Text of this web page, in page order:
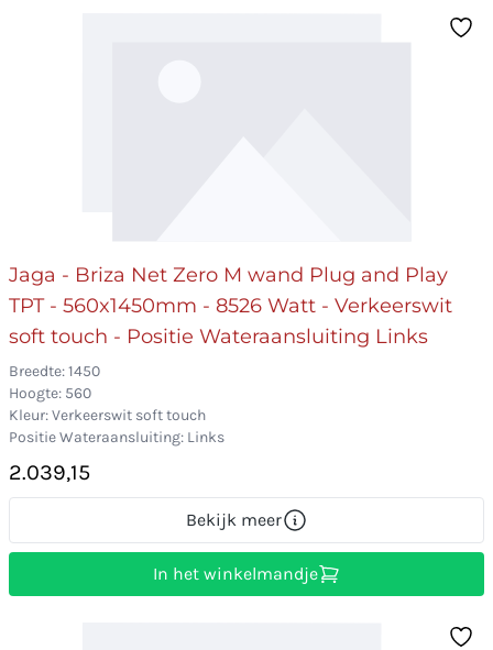
Jaga - Briza Net Zero M wand Plug and Play
TPT - 560x1450mm - 8526 Watt - Verkeerswit
soft touch - Positie Wateraansluiting Links
Breedte: 1450
Hoogte: 560
Kleur: Verkeerswit soft touch
Positie Wateraansluiting: Links
2.039,15
Bekijk meer
In het winkelmandje